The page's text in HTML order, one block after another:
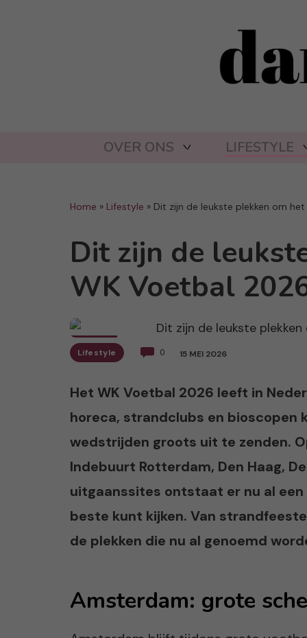
OVER ONS LIFESTYLE
Home » Lifestyle » Dit zijn de leukste plekken om
Dit zijn de
WK Voetbal
Lifestyle 0 15 MEI 2026
Het WK Voetbal 2026 leeft in
horeca, strandclubs en bioscopen
wedstrijden groots uit te zenden.
Indebuurt Rotterdam, Den Haag,
uitgaanssites ontstaat er nu al
beste kunt kijken. Van
de plekken die nu al genoemd
Amsterdam: grote